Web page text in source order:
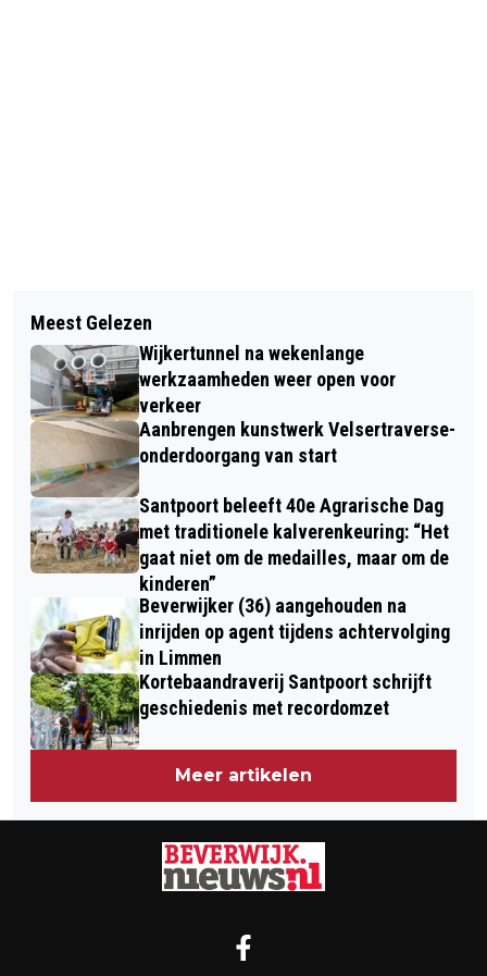
WEGAFSLUITINGEN EN
SNELHEIDSBEPERKING DOOR
WERKZAAMHEDEN
AMSTERDAMSEWEG (N202)
OPENING MEERBOMEN.NU SEIZOEN:
NOORD HOLLAND PLANT > 150.000
BOMEN
Meest Gelezen
Wijkertunnel na wekenlange
werkzaamheden weer open voor
verkeer
Aanbrengen kunstwerk Velsertraverse-
onderdoorgang van start
Santpoort beleeft 40e Agrarische Dag
met traditionele kalverenkeuring: “Het
gaat niet om de medailles, maar om de
kinderen”
Beverwijker (36) aangehouden na
inrijden op agent tijdens achtervolging
in Limmen
Kortebaandraverij Santpoort schrijft
geschiedenis met recordomzet
Meer artikelen